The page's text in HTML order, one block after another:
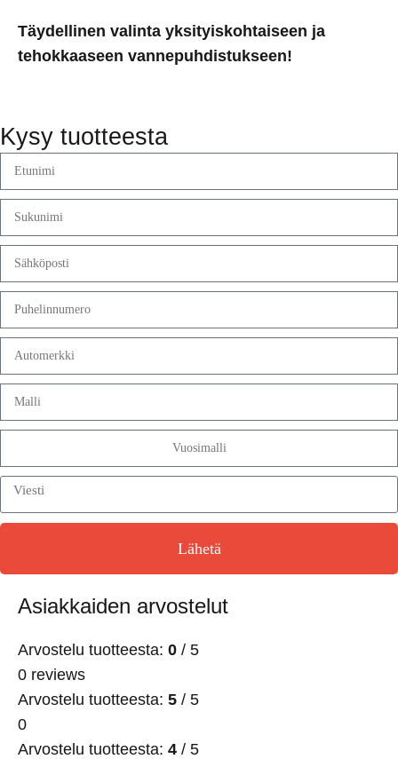
Täydellinen valinta yksityiskohtaiseen ja
tehokkaaseen vannepuhdistukseen!
Kysy tuotteesta
Lähetä
Asiakkaiden arvostelut
Arvostelu tuotteesta: 0 / 5
0 reviews
Arvostelu tuotteesta: 5 / 5
0
Arvostelu tuotteesta: 4 / 5